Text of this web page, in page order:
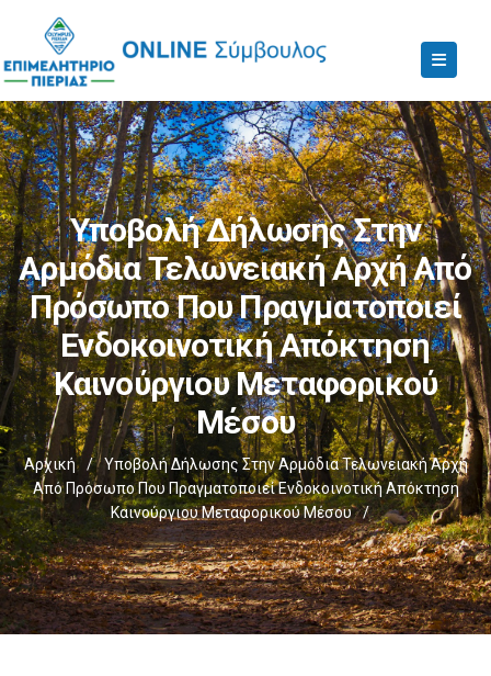
Υποβολή Δήλωσης Στην
Αρμόδια Τελωνειακή Αρχή Από
Πρόσωπο Που Πραγματοποιεί
Ενδοκοινοτική Απόκτηση
Καινούργιου Μεταφορικού
Μέσου
Αρχική /
Υποβολή Δήλωσης Στην Αρμόδια Τελωνειακή Αρχή
Από Πρόσωπο Που Πραγματοποιεί Ενδοκοινοτική Απόκτηση
Καινούργιου Μεταφορικού Μέσου
/